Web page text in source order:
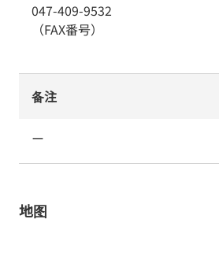
047-409-9532
（FAX番号）
备注
ー
地图